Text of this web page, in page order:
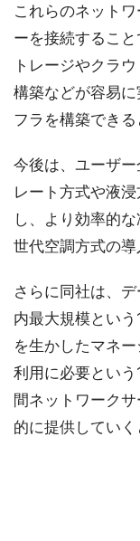
これらのネット
ーを接続するこ
トレージやクラ
構築などが容易
フラを構築できる
今後は、ユーザ
レート方式や液
し、より効率的
世代空調方式の導
さらに同社は、
内最大規模とい
を生かしたマネ
利用に必要とい
間ネットワーク
的に提供していく